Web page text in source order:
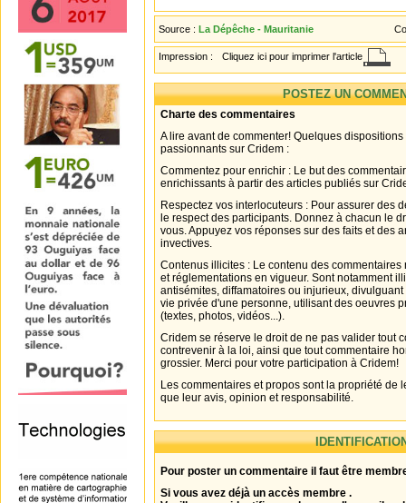
Source : La Dépêche - Mauritanie
Impression : Cliquez ici pour imprimer l'article
POSTEZ UN
Charte des commentaires
A lire avant de commenter! Quelques
passionnants sur Cridem :
Commentez pour enrichir : Le but des
enrichissants à partir des articles publiés sur
Respectez vos interlocuteurs : Pour assurer des
le respect des participants. Donnez à chacun le
vous. Appuyez vos réponses sur des faits et des
invectives.
Contenus illicites : Le contenu des
et réglementations en vigueur. Sont notamment
antisémites, diffamatoires ou injurieux,
vie privée d'une personne, utilisant des oeuvres
(textes, photos, vidéos...).
Cridem se réserve le droit de ne pas valider tout
contrevenir à la loi, ainsi que tout commentaire
grossier. Merci pour votre participation à Cridem!
Les commentaires et propos sont la propriété de
que leur avis, opinion et responsabilité.
Pour poster un commentaire il faut être
Si vous avez déjà un accès membre .